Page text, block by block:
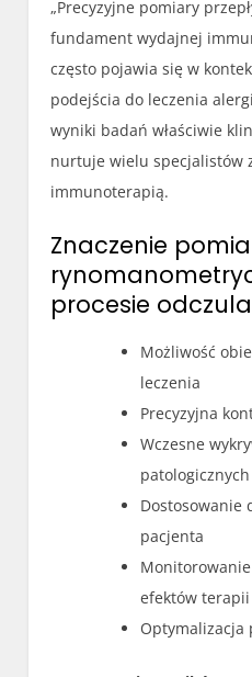
„Precyzyjne pomiary
fundament wydajnej
często pojawia się w
podejścia do leczenia
wyniki badań właściwie
nurtuje wielu specjalistów
immunoterapią.
Znaczenie
procesie
Możliwość
leczenia
Precyzyjna
Wczesne
patologicznych
Dostosowanie
pacjenta
efektów terapii
Optymalizacja